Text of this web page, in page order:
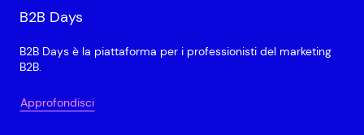
B2B Days
B2B Days è la piattaforma per i professionisti del marketing
B2B.
Approfondisci